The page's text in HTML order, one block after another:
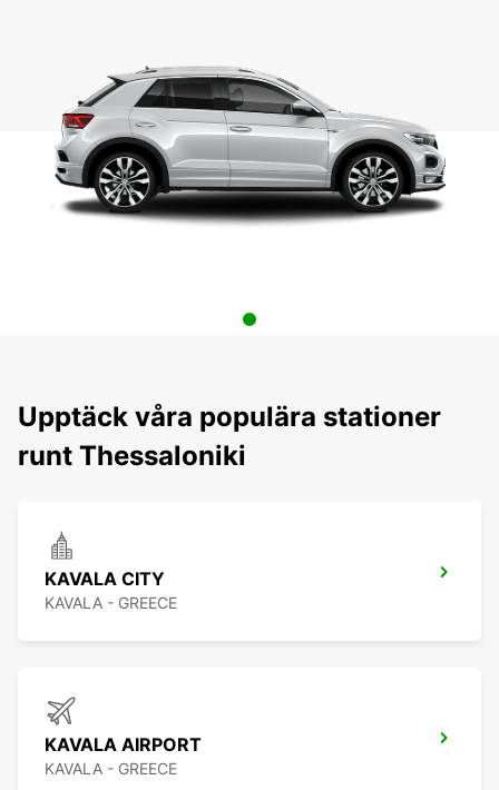
Upptäck våra populära stationer
runt Thessaloniki
KAVALA CITY
KAVALA - GREECE
KAVALA AIRPORT
KAVALA - GREECE